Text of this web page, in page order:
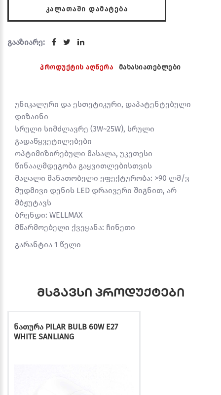
ᲙᲐᲚᲐᲗᲐᲨᲘ ᲓᲐᲛᲐᲢᲔᲑᲐ
გააზიარე:
პროდუქტის აღწერა მახასიათებლები
უნიკალური და ესთეტიკური, დაპატენტებული
დიზაინი
სრული სიმძლავრე (3W~25W), სრული
გადაწყვეტილებები
ოპტიმიზირებული მასალა, უკეთესი
წინააღმდეგობა გაყვითლებისთვის
მაღალი მანათობელი ეფექტურობა: >90 ლმ/ვ
მუდმივი დენის LED დრაივერი შიგნით, არ
მბჟუტავს
ბრენდი: WELLMAX
მწარმოებელი ქვეყანა: ჩინეთი
გარანტია 1 წელი
მსგავსი პროდუქტები
ნათურა PILAR BULB 60W E27
WHITE SANLIANG